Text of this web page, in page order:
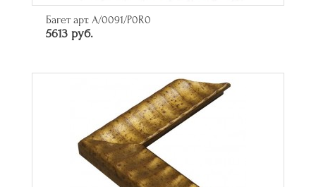
Багет арт. A/0091/P0R0
5613 руб.